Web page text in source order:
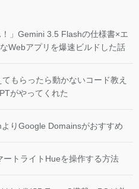
！」Gemini 3.5 Flashの仕様書×エ
Webアプリを爆速ビルドした話
もらったら動かないコード教え
がやってくれた
りGoogle Domainsがおすすめ
トライトHueを操作する方法